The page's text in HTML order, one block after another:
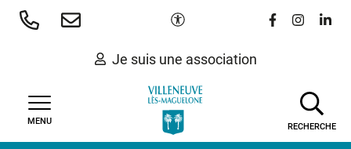
Aller
Paramètres d'accessibilité
Lien vers le
Lien vers
Lien
Je suis une association
MENU
RECHERCHE